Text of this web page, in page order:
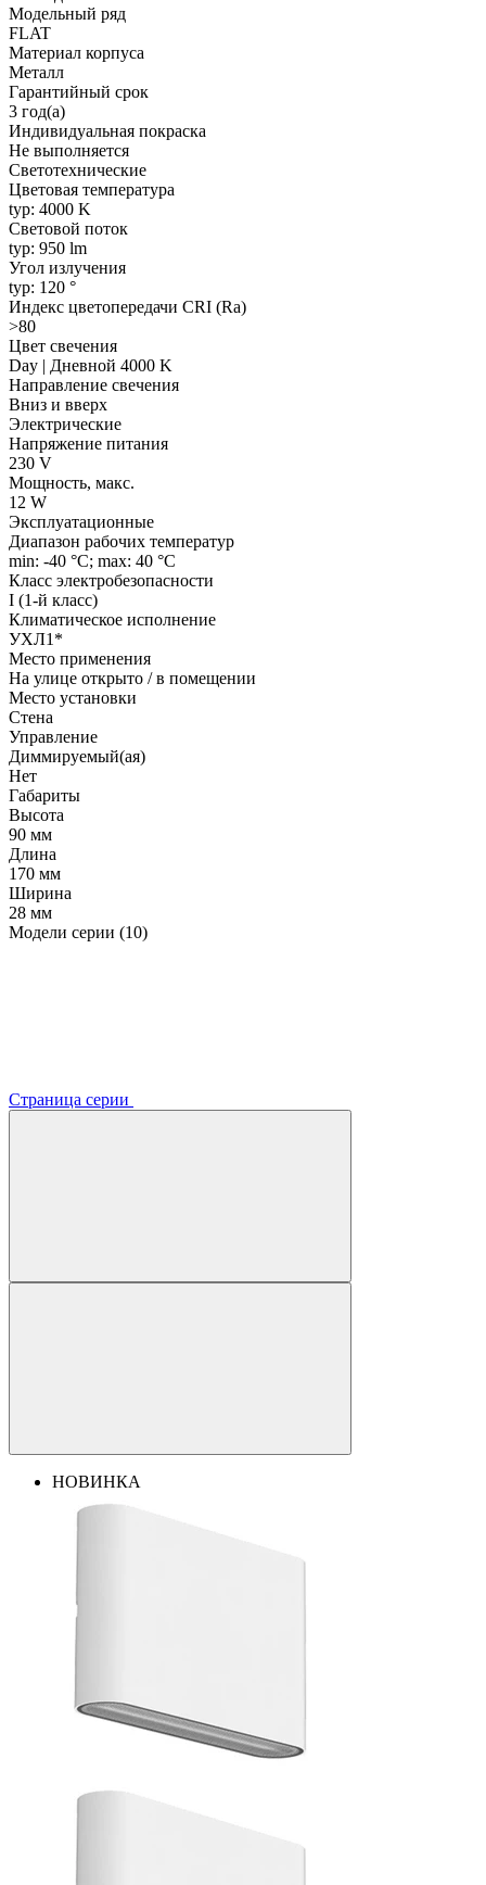
Модельный ряд
FLAT
Материал корпуса
Металл
Гарантийный срок
3 год(а)
Индивидуальная покраска
Не выполняется
Светотехнические
Цветовая температура
typ: 4000 K
Световой поток
typ: 950 lm
Угол излучения
typ: 120 °
Индекс цветопередачи CRI (Ra)
>80
Цвет свечения
Day | Дневной 4000 K
Направление свечения
Вниз и вверх
Электрические
Напряжение питания
230 V
Мощность, макс.
12 W
Эксплуатационные
Диапазон рабочих температур
min: -40 °C; max: 40 °C
Класс электробезопасности
I (1-й класс)
Климатическое исполнение
УХЛ1*
Место применения
На улице открыто / в помещении
Место установки
Стена
Управление
Диммируемый(ая)
Нет
Габариты
Высота
90 мм
Длина
170 мм
Ширина
28 мм
Модели серии (10)
Страница серии
НОВИНКА